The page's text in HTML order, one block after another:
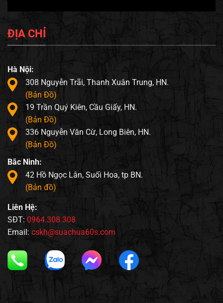
ĐỊA CHỈ
Hà Nội:
308 Nguyễn Trãi, Thanh Xuân Trung, HN.
(Bản Đồ)
19 Trần Quý Kiên, Cầu Giấy, HN.
(Bản Đồ)
336 Nguyễn Văn Cừ, Long Biên, HN.
(Bản Đồ)
Bắc Ninh:
42 Hồ Ngọc Lân, Suối Hoa, tp BN.
(Bản đồ)
Liên Hệ:
SĐT: 0964.308.308
Email: cskh@suachua60s.com